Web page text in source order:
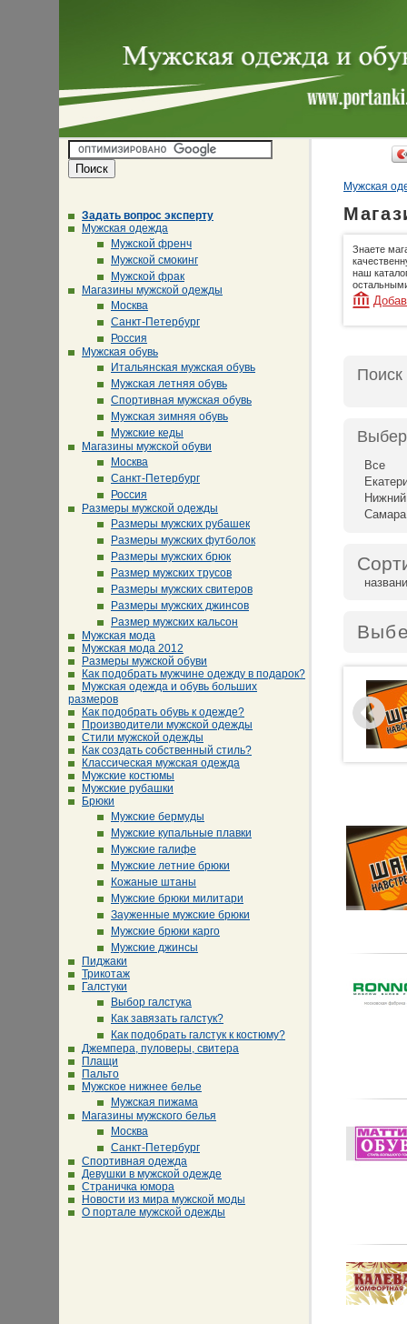
Задать вопрос эксперту
Мужская одежда
Мужской френч
Мужской смокинг
Мужской фрак
Магазины мужской одежды
Москва
Санкт-Петербург
Россия
Мужская обувь
Итальянская мужская обувь
Мужская летняя обувь
Спортивная мужская обувь
Мужская зимняя обувь
Мужские кеды
Магазины мужской обуви
Москва
Санкт-Петербург
Россия
Размеры мужской одежды
Размеры мужских рубашек
Размеры мужских футболок
Размеры мужских брюк
Размер мужских трусов
Размеры мужских свитеров
Размеры мужских джинсов
Размер мужских кальсон
Мужская мода
Мужская мода 2012
Размеры мужской обуви
Как подобрать мужчине одежду в подарок?
Мужская одежда и обувь больших
размеров
Как подобрать обувь к одежде?
Производители мужской одежды
Стили мужской одежды
Как создать собственный стиль?
Классическая мужская одежда
Мужские костюмы
Мужские рубашки
Брюки
Мужские бермуды
Мужские купальные плавки
Мужские галифе
Мужские летние брюки
Кожаные штаны
Мужские брюки милитари
Зауженные мужские брюки
Мужские брюки карго
Мужские джинсы
Пиджаки
Трикотаж
Галстуки
Выбор галстука
Как завязать галстук?
Как подобрать галстук к костюму?
Джемпера, пуловеры, свитера
Плащи
Пальто
Мужское нижнее белье
Мужская пижама
Магазины мужского белья
Москва
Санкт-Петербург
Спортивная одежда
Девушки в мужской одежде
Страничка юмора
Новости из мира мужской моды
О портале мужской одежды
Мужская
Знаете
наш
Поиск
Все
Самара